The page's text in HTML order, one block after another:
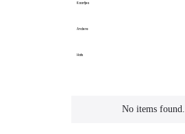
Kaartjes
Andere
Hats
No items found.